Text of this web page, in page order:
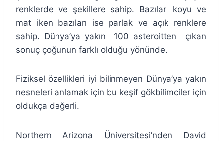
renklerde ve şekillere sahip. Bazıları koyu ve
mat iken bazıları ise parlak ve açık renklere
sahip. Dünya’ya yakın 100 asteroitten çıkan
sonuç çoğunun farklı olduğu yönünde.
Fiziksel özellikleri iyi bilinmeyen Dünya’ya yakın
nesneleri anlamak için bu keşif gökbilimciler için
oldukça değerli.
Northern Arizona Üniversitesi’nden David